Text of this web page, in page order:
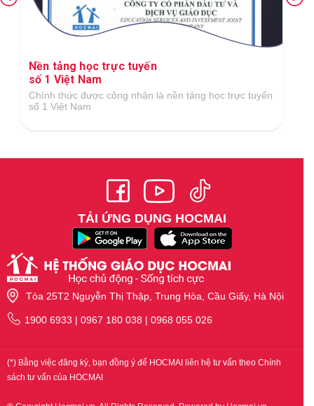
Nền tảng học trực tuyến
số 1 Việt Nam
Chính thức được công nhận là nền tảng học trực tuyến
số 1 Việt Nam
TẢI ỨNG DỤNG HOCMAI
Tòa 25T2 Nguyễn Thị Thập, Trung Hòa, Cầu Giấy, Hà Nội
1900 6933 | 0967 180 038 | 0968 055 026
(*) Bằng việc đăng ký, bạn đồng ý để HOCMAI liên hệ tư vấn theo Chính
sách tư vấn của HOCMAI